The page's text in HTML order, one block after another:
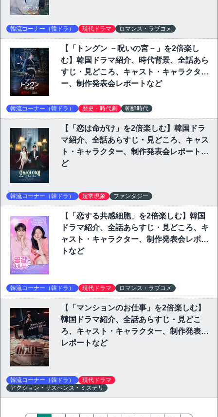
韓流コーナー（韓ドラ） 現代ドラマ ロマンス・ラブコメ
【「トングン －呪いの宮－」を2倍楽し
む】韓国ドラマ紹介、時代背景、全話あら
すじ・見どころ、キャスト・キャラクタ
ー、制作発表会レポートなど
韓流コーナー（韓ドラ） 歴史・時代劇 朝鮮時代
【「恋は命がけ」を2倍楽しむ】韓国ドラ
マ紹介、全話あらすじ・見どころ、キャス
ト・キャラクター、制作発表会レポートな
ど
韓流コーナー（韓ドラ） 超常現象 ファンタジー
【「恋する共感細胞」を2倍楽しむ】韓国
ドラマ紹介、全話あらすじ・見どころ、キ
ャスト・キャラクター、制作発表会レポー
トなど
韓流コーナー（韓ドラ） 現代ドラマ ロマンス・ラブコメ
【「マンションのお仕事」を2倍楽しむ】
韓国ドラマ紹介、全話あらすじ・見どこ
ろ、キャスト・キャラクター、制作発表会
レポートなど
韓流コーナー（韓ドラ）
現代ドラマ
アクション・サスペンス・ミステリ